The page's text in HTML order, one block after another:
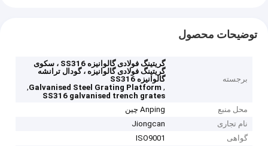
توضیحات محصول
برجسته
گریتینگ فولادی گالوانیزه SS316 ، سکوی
گریتینگ فولادی گالوانیزه ، گودال ترانشه
گالوانیزه SS316
,
Galvanised Steel Grating Platform
,
SS316 galvanised trench grates
محل منبع
Anping چین
نام تجاری
Jiongcan
گواهی
ISO9001